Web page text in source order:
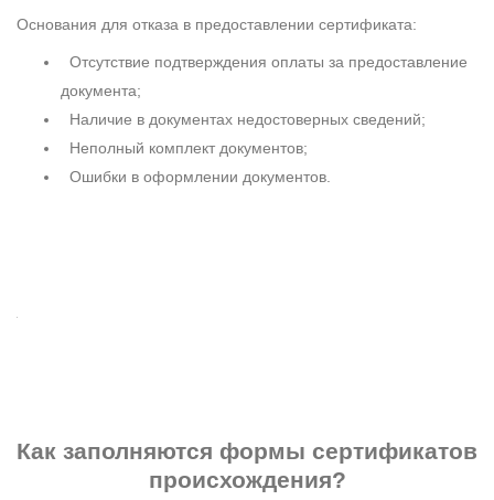
Основания для отказа в предоставлении сертификата:
Отсутствие подтверждения оплаты за предоставление
документа;
Наличие в документах недостоверных сведений;
Неполный комплект документов;
Ошибки в оформлении документов.
Как заполняются формы сертификатов
происхождения?